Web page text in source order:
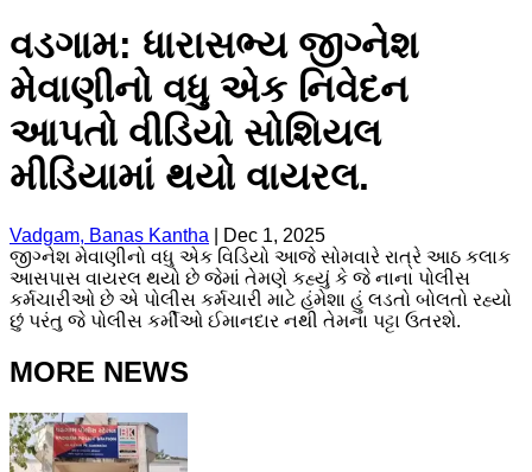
વડગામ: ધારાસભ્ય જીગ્નેશ
મેવાણીનો વધુ એક નિવેદન
આપતો વીડિયો સોશિયલ
મીડિયામાં થયો વાયરલ.
Vadgam, Banas Kantha
Dec 1, 2025
જીગ્નેશ મેવાણીનો વધુ એક વિડિયો આજે સોમવારે રાત્રે આઠ કલાક
આસપાસ વાયરલ થયો છે જેમાં તેમણે કહ્યું કે જે નાના પોલીસ
કર્મચારીઓ છે એ પોલીસ કર્મચારી માટે હંમેશા હું લડતો બોલતો રહ્યો
છું પરંતુ જે પોલીસ કર્મીઓ ઈમાનદાર નથી તેમના પટ્ટા ઉતરશે.
MORE NEWS